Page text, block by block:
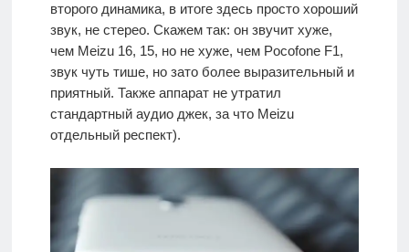
второго динамика, в итоге здесь просто хороший
звук, не стерео. Скажем так: он звучит хуже,
чем Meizu 16, 15, но не хуже, чем Pocofone F1,
звук чуть тише, но зато более выразительный и
приятный. Также аппарат не утратил
стандартный аудио джек, за что Meizu
отдельный респект).